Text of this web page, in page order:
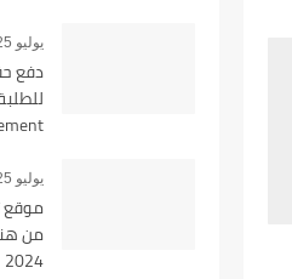
يوليو 25, 2025
يوليو 25, 2024
موقع
2024